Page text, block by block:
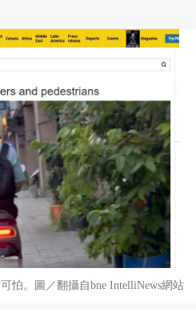
怕。圖／翻攝自bne IntelliNews網站